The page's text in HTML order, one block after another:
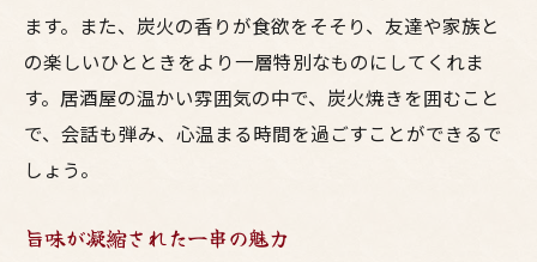
ます。また、炭火の香りが食欲をそそり、友達や家族と
の楽しいひとときをより一層特別なものにしてくれま
す。居酒屋の温かい雰囲気の中で、炭火焼きを囲むこと
で、会話も弾み、心温まる時間を過ごすことができるで
しょう。
旨味が凝縮された一串の魅力